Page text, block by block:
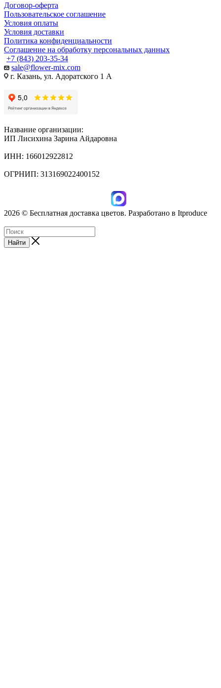
Договор-оферта
Пользовательское соглашение
Условия оплаты
Условия доставки
Политика конфиденциальности
Соглашение на обработку персональных данных
+7 (843) 203-35-34
sale@flower-mix.com
г. Казань, ул. Адоратского 1 А
Название организации:
ИП Лисихина Зарина Айдаровна
ИНН: 166012922812
ОГРНИП: 313169022400152
2026 © Бесплатная доставка цветов. Разработано в Itproduce
Найти